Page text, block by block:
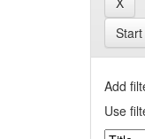
Add
Use